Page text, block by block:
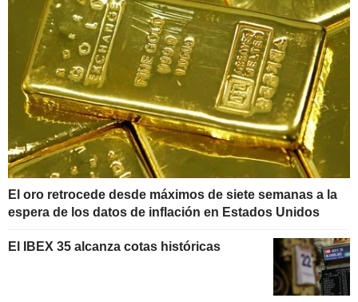
El oro retrocede desde máximos de siete semanas a la
espera de los datos de inflación en Estados Unidos
El IBEX 35 alcanza cotas históricas